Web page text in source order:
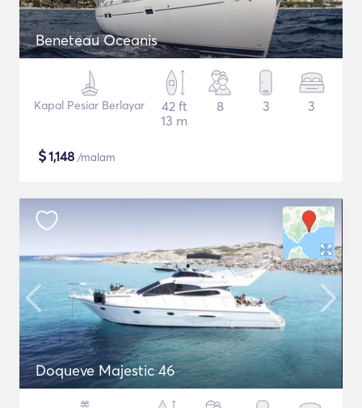
Beneteau Oceanis
Kapal Pesiar Berlayar
42 ft
13 m
8 3 3
$1,148 /malam
Doqueve Majestic 46